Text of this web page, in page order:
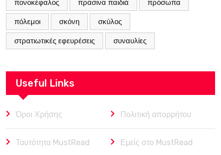
πονοκέφαλος πράσινα παιδιά πρόσωπα
πόλεμοι σκόνη σκύλος
στρατιωτικές εφευρέσεις συναυλίες
Useful Links
Όροι Χρήσης Πολιτική απορρήτου
Ταυτότητα MustRead Εμείς στο MustRead